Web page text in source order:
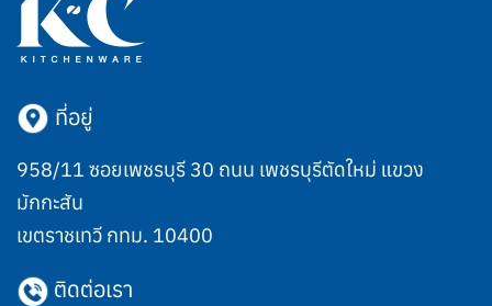
ที่อยู่
958/11 ซอยเพชรบุรี 30 ถนน เพชรบุรีตัดใหม่ แขวง
มักกะสัน
เขตราชเทวี กทม. 10400
ติดต่อเรา